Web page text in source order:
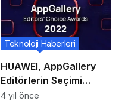
HUAWEI, AppGallery
Editörlerin Seçimi
Ödülleri 2022
Teknoloji Haberleri
4 yıl önce